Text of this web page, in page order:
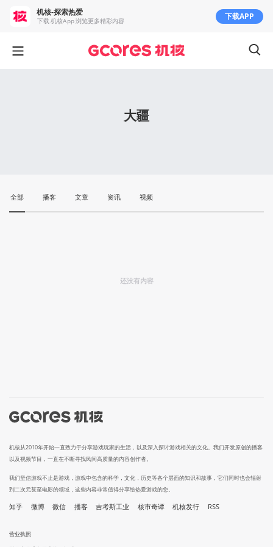
大疆
全部 播客 文章 资讯 视频
还没有内容
机核从2010年开始一直致力于分享游戏玩家的生活，以及深入探讨游戏相关的文化。我们开发原创的播客
以及视频节目，一直在不断寻找民间高质量的内容创作者。
我们坚信游戏不止是游戏，游戏中包含的科学，文化，历史等各个层面的知识和故事，它们同时也会辐射
到二次元甚至电影的领域，这些内容非常值得分享给热爱游戏的您。
知乎 微博 微信 播客 吉考斯工业 核市奇谭 机核发行 RSS
营业执照
机核-探索热爱
下载 机核App 浏览更多精彩内容 下载APP